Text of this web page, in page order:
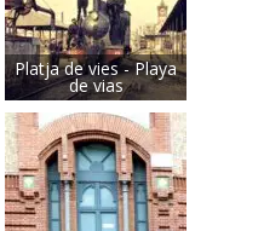
Platja de vies - Playa
de vias